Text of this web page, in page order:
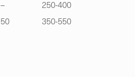
–
250-400
50 350-550